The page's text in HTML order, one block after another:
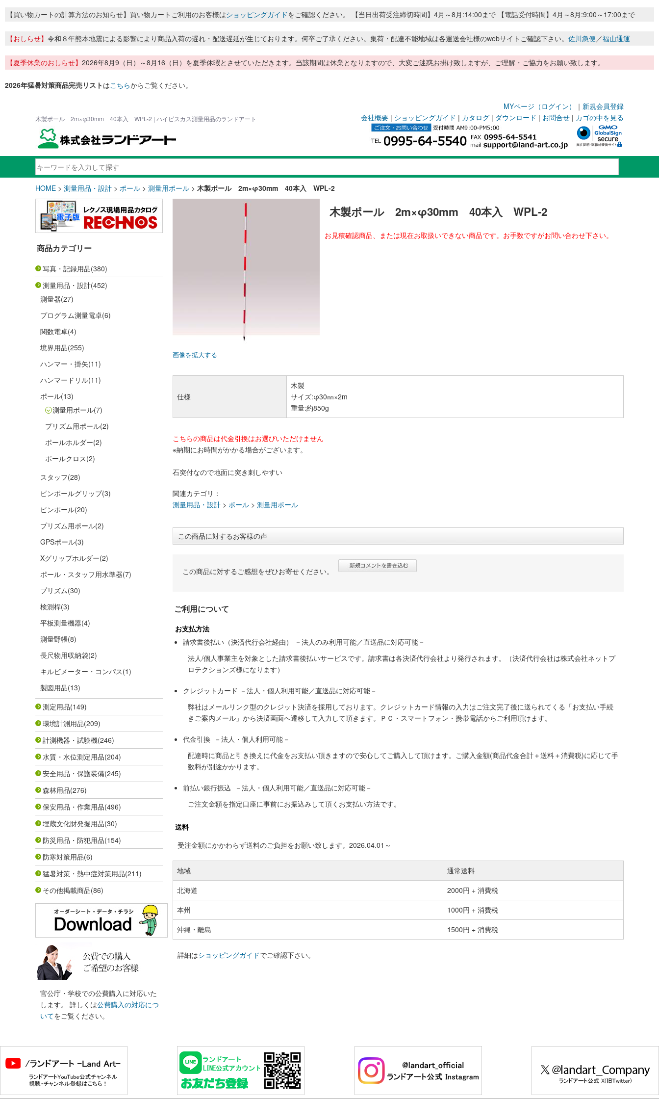
【買い物カートの計算方法のお知らせ】買い物カートご利用のお客様はショッピングガイドをご確認ください。 【当日出荷受注締切時間】4月～8月:14:00まで 【電話受付時間】4月～8月:9:00～17:00まで
【おしらせ】 令和８年熊本地震による影響により商品入荷の遅れ・配送遅延が生じております。何卒ご了承ください。集荷・配達不能地域は各運送会社様のwebサイトご確認下さい。 佐川急便／福山通運
【夏季休業のおしらせ】 2026年8月9（日）～8月16（日）を夏季休暇とさせていただきます。当該期間は休業となりますので、大変ご迷惑お掛け致しますが、ご理解・ご協力をお願い致します。
2026年猛暑対策商品完売リストはこちらからご覧ください。
MYページ（ログイン） ｜ 新規会員登録
木製ポール 2m×φ30mm 40本入 WPL-2 | ハイビスカス測量用品のランドアート 会社概要 | ショッピングガイド | カタログ | ダウンロード | お問合せ | カゴの中を見る
HOME > 測量用品・設計 > ポール > 測量用ポール > 木製ポール 2m×φ30mm 40本入 WPL-2
商品カテゴリー
写真・記録用品(380)
測量用品・設計(452)
測量器(27)
プログラム測量電卓(6)
関数電卓(4)
境界用品(255)
ハンマー・掛矢(11)
ハンマードリル(11)
ポール(13)
測量用ポール(7)
プリズム用ポール(2)
ポールホルダー(2)
ポールクロス(2)
スタッフ(28)
ピンポールグリップ(3)
ピンポール(20)
プリズム用ポール(2)
GPSポール(3)
Xグリップホルダー(2)
ポール・スタッフ用水準器(7)
プリズム(30)
検測桿(3)
平板測量機器(4)
測量野帳(8)
長尺物用収納袋(2)
キルビメーター・コンパス(1)
製図用品(13)
測定用品(149)
環境計測用品(209)
計測機器・試験機(246)
水質・水位測定用品(204)
安全用品・保護装備(245)
森林用品(276)
保安用品・作業用品(496)
埋蔵文化財発掘用品(30)
防災用品・防犯用品(154)
防寒対策用品(6)
猛暑対策・熱中症対策用品(211)
その他掲載商品(86)
官公庁・学校での公費購入に対応いた
します。 詳しくは公費購入の対応につ
いてをご覧ください。
画像を拡大する
木製ポール 2m×φ30mm 40本入 WPL-2
お見積確認商品、または現在お取扱いできない商品です。お手数ですがお問い合わせ下さい。
仕様
木製
サイズ:φ30㎜×2m
重量:約850g
こちらの商品は代金引換はお選びいただけません
※納期にお時間がかかる場合がございます。
石突付なので地面に突き刺しやすい
関連カテゴリ：
測量用品・設計 > ポール > 測量用ポール
この商品に対するお客様の声
この商品に対するご感想をぜひお寄せください。
ご利用について
お支払方法
請求書後払い（決済代行会社経由） －法人のみ利用可能／直送品に対応可能－
法人/個人事業主を対象とした請求書後払いサービスです。請求書は各決済代行会社より発行されます。（決済代行会社は株式会社ネットプ
ロテクションズ様になります）
クレジットカード －法人・個人利用可能／直送品に対応可能－
弊社はメールリンク型のクレジット決済を採用しております。クレジットカード情報の入力はご注文完了後に送られてくる「お支払い手続
きご案内メール」から決済画面へ遷移して入力して頂きます。ＰＣ・スマートフォン・携帯電話からご利用頂けます。
代金引換 －法人・個人利用可能－
配達時に商品と引き換えに代金をお支払い頂きますので安心してご購入して頂けます。ご購入金額(商品代金合計＋送料＋消費税)に応じて手
数料が別途かかります。
前払い銀行振込 －法人・個人利用可能／直送品に対応可能－
ご注文金額を指定口座に事前にお振込みして頂くお支払い方法です。
送料
受注金額にかかわらず送料のご負担をお願い致します。2026.04.01～
地域
通常送料
北海道
2000円 + 消費税
本州
1000円 + 消費税
沖縄・離島
1500円 + 消費税
詳細はショッピングガイドでご確認下さい。